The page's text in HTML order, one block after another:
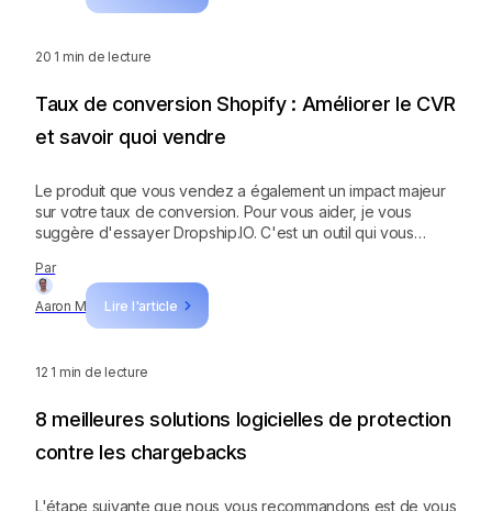
20 1 min de lecture
Par
Aaron M Lire l'article
Taux de conversion Shopify : Améliorer le CVR
et savoir quoi vendre
Le produit que vous vendez a également un impact majeur
sur votre taux de conversion. Pour vous aider, je vous
suggère d'essayer Dropship.IO. C'est un outil qui vous
Inscrivez-vous pour un essai gratuit et commencez à
rechercher des produits ayant un taux de conversion élevé
!
12 1 min de lecture
8 meilleures solutions logicielles de protection
contre les chargebacks
L'étape suivante que nous vous recommandons est de vous